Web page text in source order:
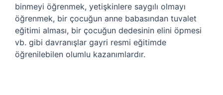
binmeyi öğrenmek, yetişkinlere saygılı olmayı
öğrenmek, bir çocuğun anne babasından tuvalet
eğitimi alması, bir çocuğun dedesinin elini öpmesi
vb. gibi davranışlar gayri resmi eğitimde
öğrenilebilen olumlu kazanımlardır.